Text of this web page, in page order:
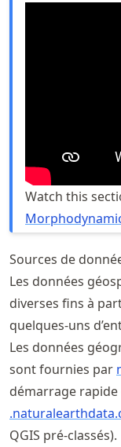
Watch this
Sources de
Les données
diverses fins à
quelques-uns
Les données
sont fournies par
démarrage
.naturalearthdata
QGIS pré-classés).